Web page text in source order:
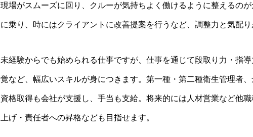
PATコ
現場がスムーズに回り、クルーが気持ちよく働けるように整えるの
に乗り、時にはクライアントに改善提案を行うなど、調整力と気配り
未経験からでも始められる仕事ですが、仕事を通じて段取り力・指
覚など、幅広いスキルが身につきます。第一種・第二種衛生管理者
資格取得も会社が支援し、手当も支給。将来的には人材営業など他
上げ・責任者への昇格なども目指せます。